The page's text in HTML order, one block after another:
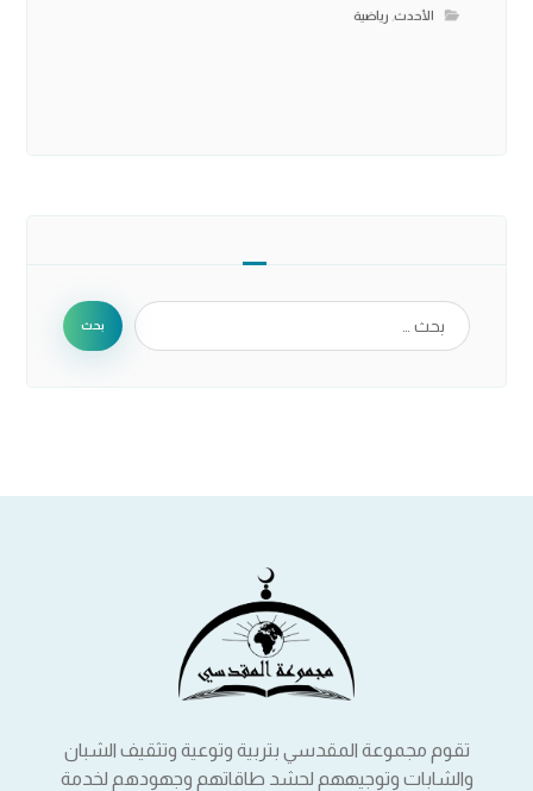
الأحدث, رياضية
بحث
تقوم مجموعة المقدسي بتربية وتوعية وتثقيف الشبان
والشابات وتوجيههم لحشد طاقاتهم وجهودهم لخدمة